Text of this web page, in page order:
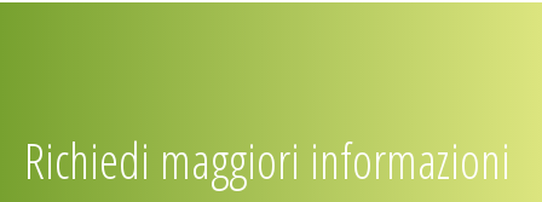
Richiedi maggiori informazioni